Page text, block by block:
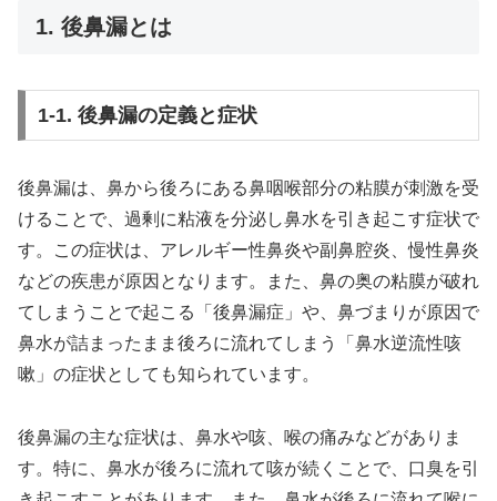
1. 後鼻漏とは
1-1. 後鼻漏の定義と症状
後鼻漏は、鼻から後ろにある鼻咽喉部分の粘膜が刺激を受
けることで、過剰に粘液を分泌し鼻水を引き起こす症状で
す。この症状は、アレルギー性鼻炎や副鼻腔炎、慢性鼻炎
などの疾患が原因となります。また、鼻の奥の粘膜が破れ
てしまうことで起こる「後鼻漏症」や、鼻づまりが原因で
鼻水が詰まったまま後ろに流れてしまう「鼻水逆流性咳
嗽」の症状としても知られています。
後鼻漏の主な症状は、鼻水や咳、喉の痛みなどがありま
す。特に、鼻水が後ろに流れて咳が続くことで、口臭を引